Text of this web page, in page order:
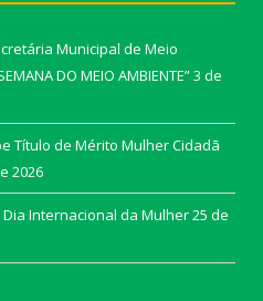
Municipal de Meio
DO MEIO AMBIENTE”3 de
Título de Mérito Mulher Cidadã
2026
Internacional da Mulher25 de